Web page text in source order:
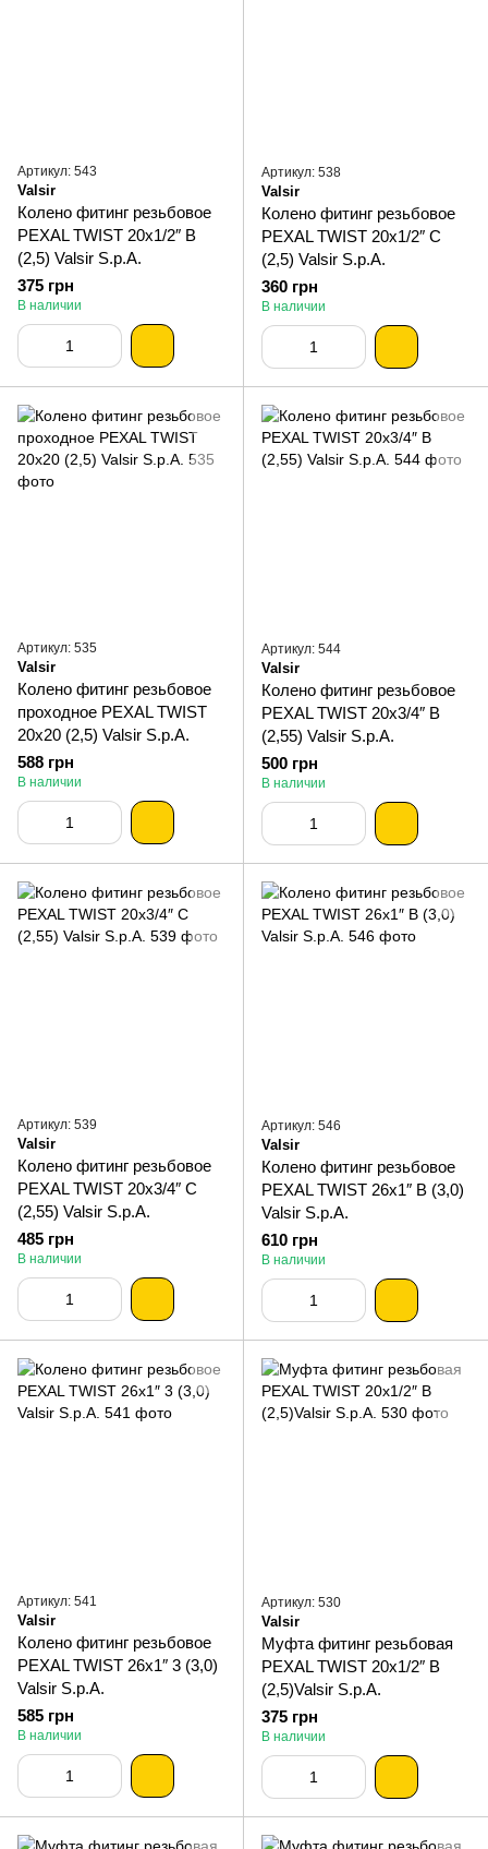
Артикул: 543
Valsir
Колено фитинг резьбовое
PEXAL TWIST 20х1/2″ В
(2,5) Valsir S.p.A.
375 грн
В наличии
Артикул: 538
Valsir
Колено фитинг резьбовое
PEXAL TWIST 20х1/2″ С
(2,5) Valsir S.p.A.
360 грн
В наличии
Артикул: 535
Valsir
Колено фитинг резьбовое
проходное PEXAL TWIST
20х20 (2,5) Valsir S.p.A.
588 грн
В наличии
Артикул: 544
Valsir
Колено фитинг резьбовое
PEXAL TWIST 20х3/4″ В
(2,55) Valsir S.p.A.
500 грн
В наличии
Артикул: 539
Valsir
Колено фитинг резьбовое
PEXAL TWIST 20х3/4″ С
(2,55) Valsir S.p.A.
485 грн
В наличии
Артикул: 546
Valsir
Колено фитинг резьбовое
PEXAL TWIST 26х1″ В (3,0)
Valsir S.p.A.
610 грн
В наличии
Артикул: 541
Valsir
Колено фитинг резьбовое
PEXAL TWIST 26х1″ 3 (3,0)
Valsir S.p.A.
585 грн
В наличии
Артикул: 530
Valsir
Муфта фитинг резьбовая
PEXAL TWIST 20х1/2″ В
(2,5)Valsir S.p.A.
375 грн
В наличии